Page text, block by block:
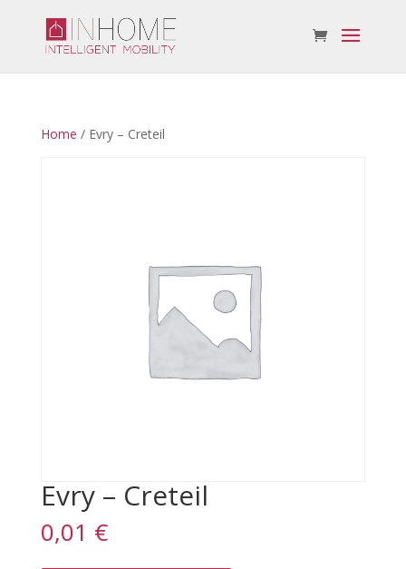
Home / Evry – Creteil
Evry – Creteil
0,01 €